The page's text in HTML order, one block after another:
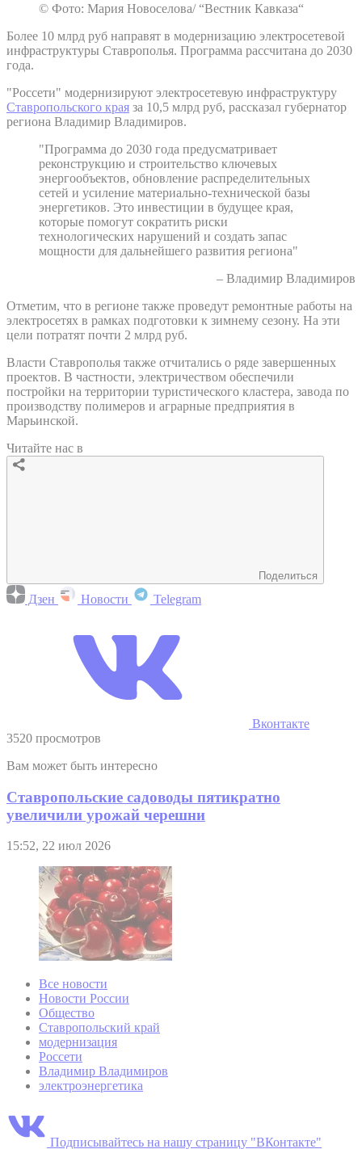
© Фото: Мария Новоселова/ “Вестник Кавказа“
Более 10 млрд руб направят в модернизацию электросетевой
инфраструктуры Ставрополья. Программа рассчитана до 2030
года.
"Россети" модернизируют электросетевую инфраструктуру
Ставропольского края за 10,5 млрд руб, рассказал губернатор
региона Владимир Владимиров.
"Программа до 2030 года предусматривает
реконструкцию и строительство ключевых
энергообъектов, обновление распределительных
сетей и усиление материально-технической базы
энергетиков. Это инвестиции в будущее края,
которые помогут сократить риски
технологических нарушений и создать запас
мощности для дальнейшего развития региона"
– Владимир Владимиров
Отметим, что в регионе также проведут ремонтные работы на
электросетях в рамках подготовки к зимнему сезону. На эти
цели потратят почти 2 млрд руб.
Власти Ставрополья также отчитались о ряде завершенных
проектов. В частности, электричеством обеспечили
постройки на территории туристического кластера, завода по
производству полимеров и аграрные предприятия в
Марьинской.
Читайте нас в
Поделиться
Дзен Новости Telegram
Вконтакте
3520 просмотров
Вам может быть интересно
Ставропольские садоводы пятикратно
увеличили урожай черешни
15:52, 22 июл 2026
Все новости
Новости России
Общество
Ставропольский край
модернизация
Россети
Владимир Владимиров
электроэнергетика
Подписывайтесь на нашу страницу "ВКонтакте"